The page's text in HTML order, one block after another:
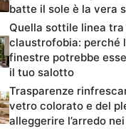
batte il sole è la vera
Quella sottile linea
claustrofobia: perché
finestre potrebbe
il tuo salotto
Trasparenze
vetro colorato e del
alleggerire l’arredo